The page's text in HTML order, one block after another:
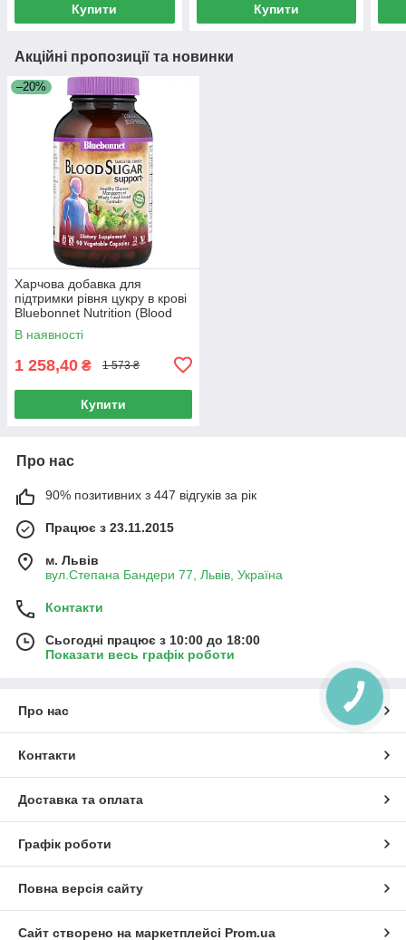
Купити Купити
Акційні пропозиції та новинки
–20%
Харчова добавка для
підтримки рівня цукру в крові
Bluebonnet Nutrition (Blood
Sugar Support) 90 капсул
В наявності
1 258,40 ₴ 1 573 ₴
Купити
Про нас
90% позитивних з 447 відгуків за рік
Працює з 23.11.2015
м. Львів
вул.Степана Бандери 77, Львів, Україна
Контакти
Сьогодні працює з 10:00 до 18:00
Показати весь графік роботи
Про нас
Контакти
Доставка та оплата
Графік роботи
Повна версія сайту
Сайт створено на маркетплейсі Prom.ua
КНОПКА
ЗВ'ЯЗКУ